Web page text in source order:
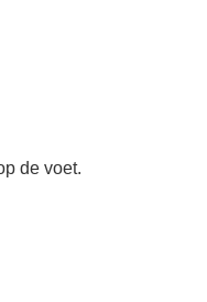
de voet.